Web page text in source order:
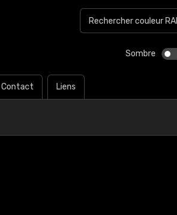
Sombre
Contact Liens